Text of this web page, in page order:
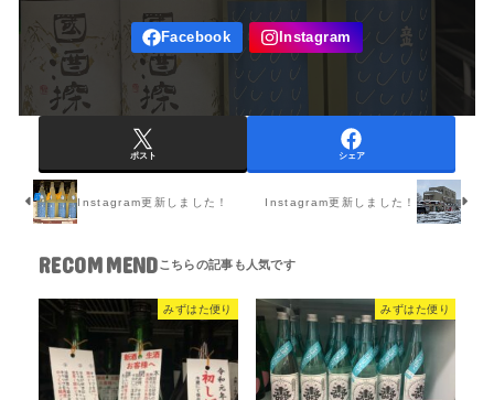
ポスト シェア
Instagram更新しました！ Instagram更新しました！
RECOMMEND
みずはた便り みずはた便り